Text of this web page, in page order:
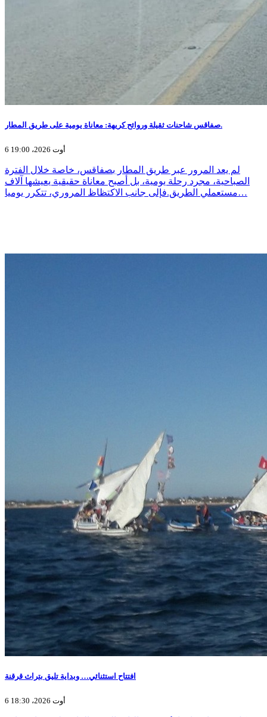
صفاقس شاحنات ثقيلة وروائح كريهة: معاناة يومية على طريق المطار.
6 أوت 2026، 19:00
لم يعد المرور عبر طريق المطار بصفاقس، خاصة خلال الفترة
الصباحية، مجرد رحلة يومية، بل أصبح معاناة حقيقية يعيشها آلاف
مستعملي الطريق.فإلى جانب الاكتظاظ المروري، تتكرر يوميا…
افتتاح استثنائي… وبداية تليق بتراث قرقنة
6 أوت 2026، 18:30